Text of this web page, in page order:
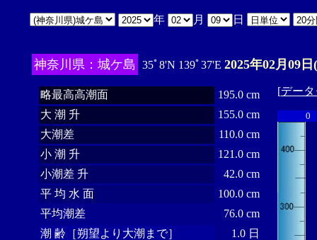
年 月 日
神奈川県：城ケ島 35ﾟ8'N 139ﾟ37'E 2025年02月09
略最高高潮面
195.0 cm
大 潮 升
155.0 cm
大潮差
110.0 cm
小 潮 升
121.0 cm
小潮差 升
42.0 cm
平 均 水 面
100.0 cm
平均潮差
76.0 cm
潮 齢［朔望より大潮まで］
1.0 日
[デー
0